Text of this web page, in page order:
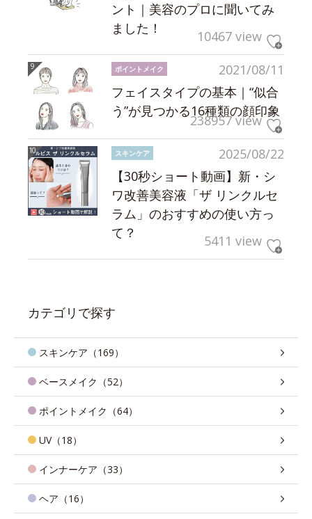
ント｜美容のプロに聞いてみ
ました！
10467 view
2021/08/11
ポイントメイク
フェイスタイプの基本｜“似合
う”が見つかる16種類の顔印象
238957 view
2025/08/22
スキンケア
【30秒ショート動画】新・シ
ワ改善美容液「ザ リンクルセ
ラム」のおすすめの使い方っ
て？
5411 view
カテゴリで探す
スキンケア（169）
ベースメイク（52）
ポイントメイク（64）
UV（18）
インナーケア（33）
ヘア（16）